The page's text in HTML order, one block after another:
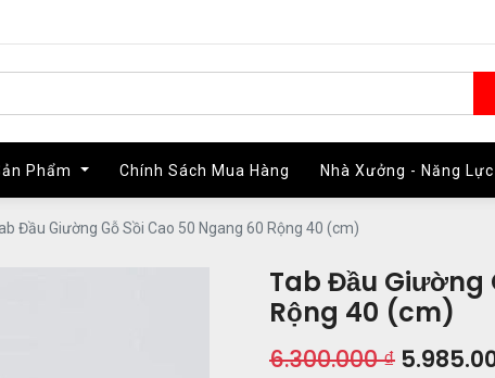
Phẩm Chính Sách Mua Hàng Nhà Xưởng - Năng Lực
Phẩm Chính Sách Mua Hàng Nhà Xưởng - Năng Lực
Đầu Giường Gỗ Sồi Cao 50 Ngang 60 Rộng 40 (cm)
Tab Đầu Giường
Rộng 40 (cm)
6.300.000₫